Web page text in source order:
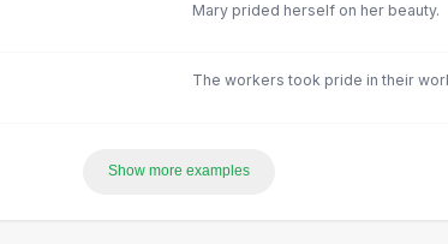
Mary prided herself on her beauty.
The workers took pride in their
Show more examples